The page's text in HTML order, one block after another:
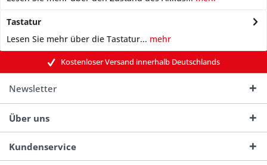
Tastatur
Lesen Sie mehr über die Tastatur... mehr
Kostenloser Versand innerhalb Deutschlands
Newsletter
Über uns
Kundenservice